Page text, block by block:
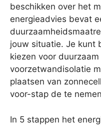
beschikken over het
energieadvies bevat
jouw situatie. Je kunt
kiezen voor
voorzetwandisolatie
plaatsen van
voor-stap de te
In 5 stappen het